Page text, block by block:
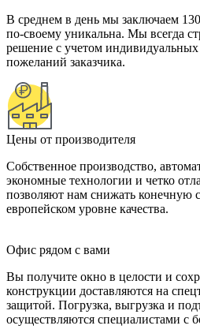
В среднем в день мы заключаем
по-своему уникальна. Мы всегда
решение с учетом индивидуальных
пожеланий заказчика.
Цены от производителя
Собственное производство,
экономные технологии и четко
позволяют нам снижать конечную
европейском уровне качества.
Офис рядом с вами
Вы получите окно в целости и
конструкции доставляются на
защитой. Погрузка, выгрузка и
осуществляются специалистами с